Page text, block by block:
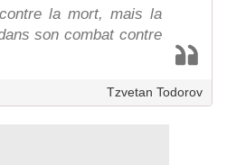
la mort, mais la
son combat contre
Tzvetan Todorov